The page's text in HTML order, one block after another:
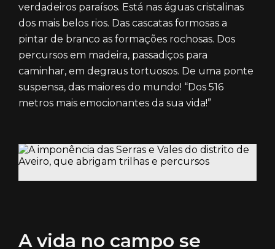
verdadeiros paraísos. Está nas águas cristalinas
dos mais belos rios. Das cascatas formosas a
pintar de branco as formações rochosas. Dos
percursos em madeira, passadiços para
caminhar, em degraus tortuosos. De uma ponte
suspensa, das maiores do mundo! “Dos 516
metros mais emocionantes da sua vida!”
A vida no campo se